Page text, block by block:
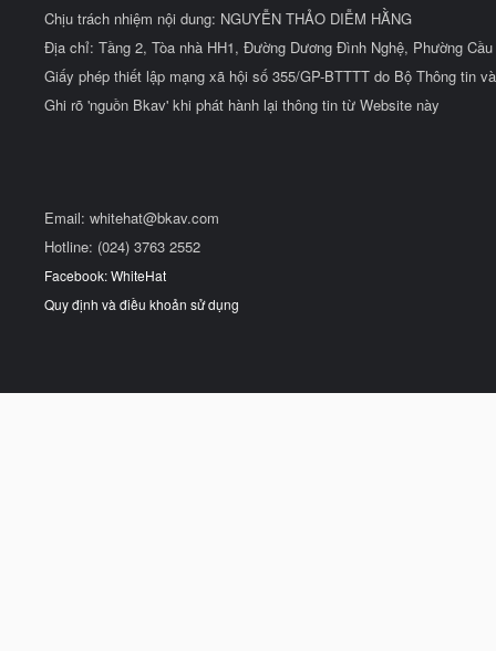
Chịu trách nhiệm nội dung: NGUYỄN THẢO DIỄM HẰNG
Địa chỉ: Tầng 2, Tòa nhà HH1, Đường Dương Đình Nghệ, Phường
Giấy phép thiết lập mạng xã hội số 355/GP-BTTTT do Bộ Thông tin
Ghi rõ 'nguồn Bkav' khi phát hành lại thông tin từ Website này
Email: whitehat@bkav.com
Hotline: (024) 3763 2552
Facebook: WhiteHat
Quy định và điều khoản sử dụng